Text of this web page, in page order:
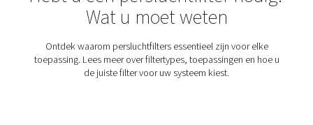
Cementproductie